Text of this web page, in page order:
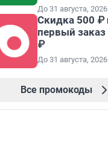
До 31 августа, 2026
Скидка 500 ₽
первый заказ
₽
До 31 августа, 2026
Все промокоды